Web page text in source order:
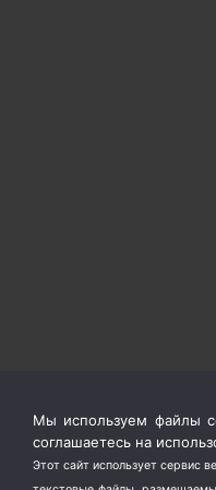
Мы используем файлы
соглашаетесь на
Этот сайт использует сервис